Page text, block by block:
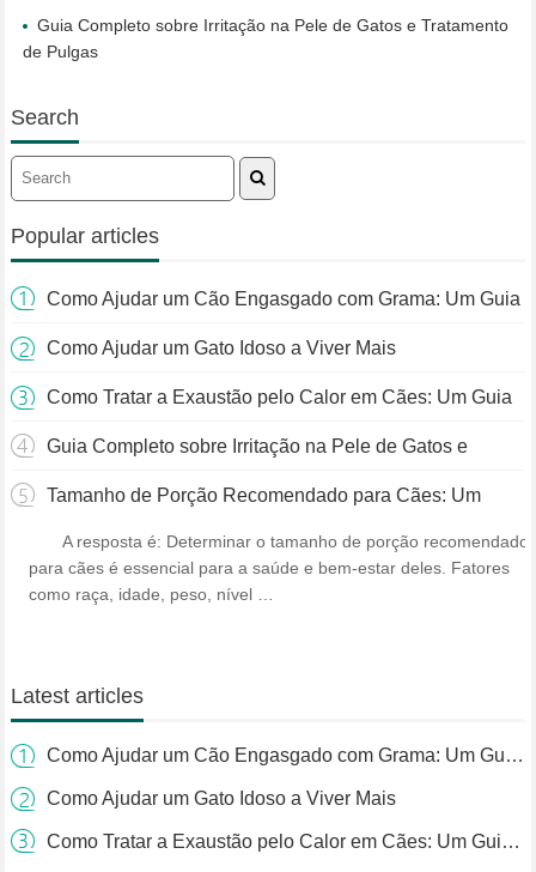
Guia Completo sobre Irritação na Pele de Gatos e Tratamento
de Pulgas
Search
Popular articles
Como Ajudar um Cão Engasgado com Grama: Um Guia
Completo
Como Ajudar um Gato Idoso a Viver Mais
Como Tratar a Exaustão pelo Calor em Cães: Um Guia
Completo
Guia Completo sobre Irritação na Pele de Gatos e
Tratamento de Pulgas
Tamanho de Porção Recomendado para Cães: Um
Guia Completo
A resposta é: Determinar o tamanho de porção recomendado
para cães é essencial para a saúde e bem-estar deles. Fatores
como raça, idade, peso, nível …
Latest articles
Como Ajudar um Cão Engasgado com Grama: Um Guia Completo
Como Ajudar um Gato Idoso a Viver Mais
Como Tratar a Exaustão pelo Calor em Cães: Um Guia Completo